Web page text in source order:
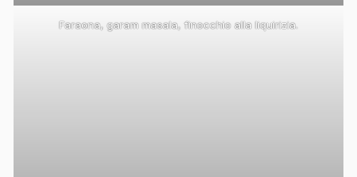
Faraona, garam masala, finocchio alla liquirizia.